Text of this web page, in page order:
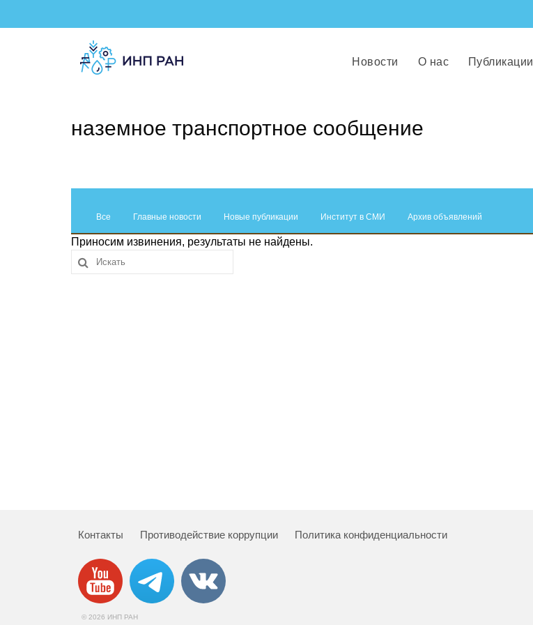
Новости О нас Публикации
наземное транспортное сообщение
Все Главные новости Новые публикации Институт в СМИ Архив объявлений
Приносим извинения, результаты не найдены.
Контакты Противодействие коррупции Политика конфиденциальности
© 2026 ИНП РАН